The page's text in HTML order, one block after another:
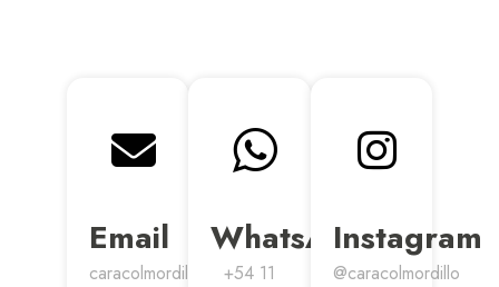
Email
caracolmordillo@gmail.com
WhatsApp
+54 11
Instagram
@caracolmordillo